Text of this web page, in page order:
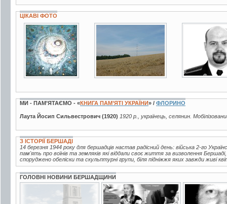
ЦІКАВІ ФОТО
12 фото 2 фото
МИ - ПАМ’ЯТАЄМО - «КНИГА ПАМ’ЯТІ УКРАЇНИ» / ФЛОРИНО
Лаута Йосип Сильвестрович (1920) 1920 р., українець, селянин.
З ІСТОРІЇ БЕРШАДІ
14 березня 1944 року для бершадців настав радісний день: війська 2-го
пам'ять про воїнів та земляків які віддали своє життя за визволення
споруджено обеліски та скульптурні групи, біля підніжжя яких завжди живі
ГОЛОВНІ НОВИНИ БЕРШАДЩИНИ